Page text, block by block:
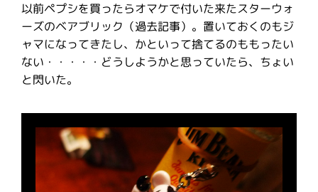
以前ペプシを買ったらオマケで付いた来たスターウォ
ーズのベアブリック（過去記事）。置いておくのもジ
ャマになってきたし、かといって捨てるのももったい
ない・・・・・どうしようかと思っていたら、ちょい
と閃いた。